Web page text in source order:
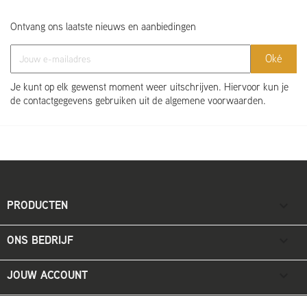
Ontvang ons laatste nieuws en aanbiedingen
Je kunt op elk gewenst moment weer uitschrijven. Hiervoor kun je
de contactgegevens gebruiken uit de algemene voorwaarden.
PRODUCTEN
ONS BEDRIJF
JOUW ACCOUNT